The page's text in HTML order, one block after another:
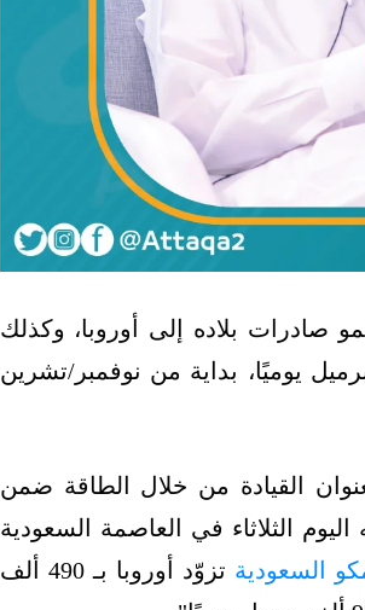
صادرات بلاده إلى أوروبا، وكذلك
يوميًا، بداية من نوفمبر/تشرين
القيادة من خلال الطاقة ضمن
الثلاثاء في العاصمة السعودية
السعودية
تزوّد أوروبا بـ 490 ألف